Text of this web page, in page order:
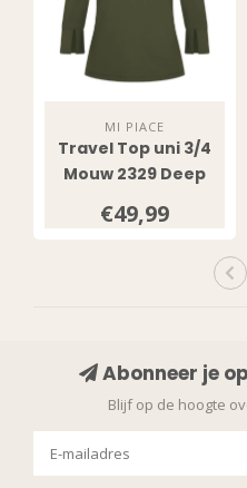
MI PIACE
Travel Top uni 3/4
Mouw 2329 Deep
€49,99
Abonneer je
Blijf op de hoogte